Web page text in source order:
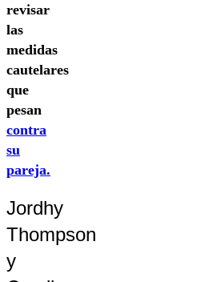
revisar
las
medidas
cautelares
que
pesan
contra
su
pareja.
Jordhy
Thompson
y